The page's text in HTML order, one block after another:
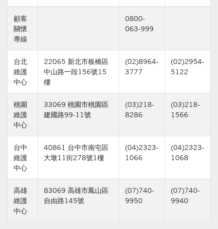
顧客
關懷
專線
0800-
063-999
台北
維護
中心
22065 新北市板橋區
中山路一段156號15
樓
(02)8964-
3777
(02)2954-
5122
桃園
維護
中心
33069 桃園市桃園區
建國路99-11號
(03)218-
8286
(03)218-
1566
台中
維護
中心
40861 台中市南屯區
大墩11街278號1樓
(04)2323-
1066
(04)2323-
1068
高雄
維護
中心
83069 高雄市鳳山區
自由路145號
(07)740-
9950
(07)740-
9940